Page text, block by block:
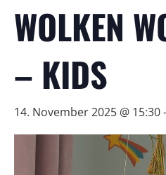
WOLKEN
– KIDS
14. November 2025 @ 15:30-